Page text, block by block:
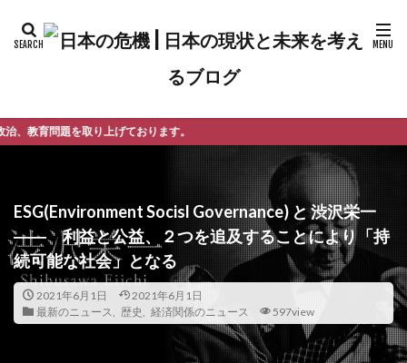
おります。
ESG(Environment Socisl Governance) と 渋沢栄一
―― 利益と公益、２つを追及することにより「持
続可能な社会」となる
2021年6月1日
2021年6月1日
最新のニュース
歴史 経済関係のニュース 597view